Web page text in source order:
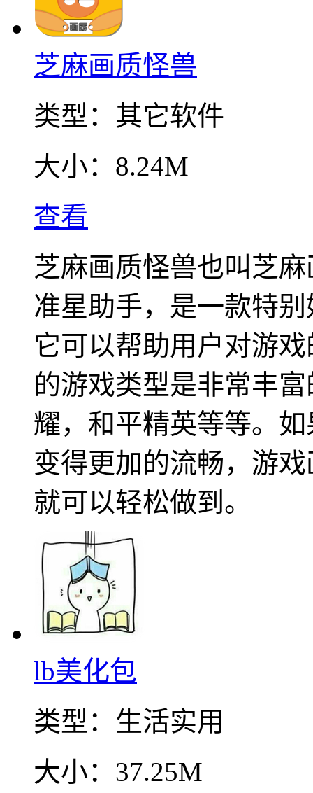
芝麻画质怪兽
类型： 其它软件
大小： 8.24M
查看
芝麻画质怪兽也叫芝
准星助手，是一款特
它可以帮助用户对游
的游戏类型是非常丰
耀，和平精英等等。
变得更加的流畅，游
就可以轻松做到。
lb美化包
类型： 生活实用
大小： 37.25M